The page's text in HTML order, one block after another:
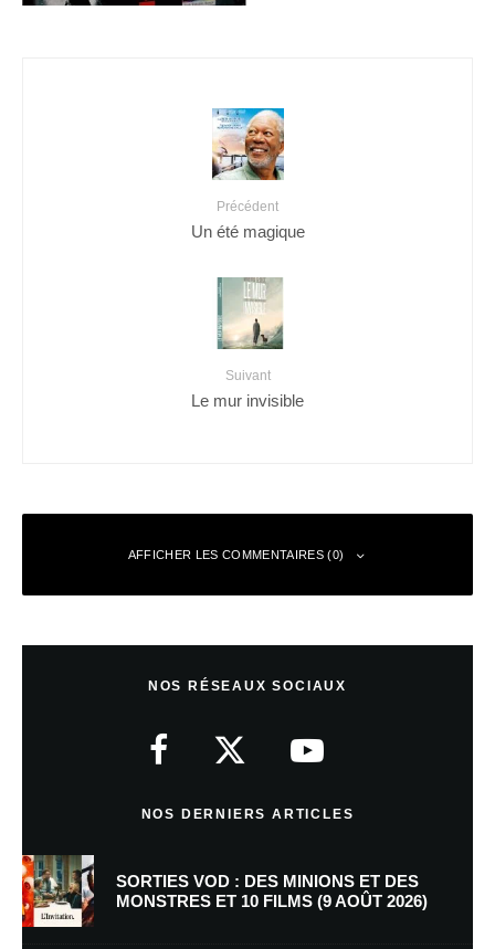
Précédent
Un été magique
Suivant
Le mur invisible
AFFICHER LES COMMENTAIRES (0)
NOS RÉSEAUX SOCIAUX
NOS DERNIERS ARTICLES
SORTIES VOD : DES MINIONS ET DES
MONSTRES ET 10 FILMS (9 AOÛT 2026)